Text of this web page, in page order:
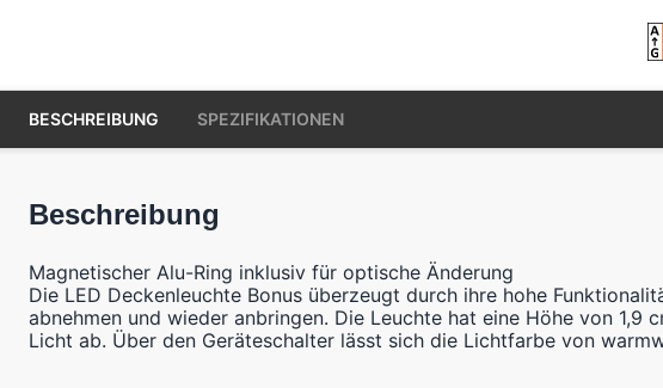
BESCHREIBUNG SPEZIFIKATIONEN
Beschreibung
Magnetischer Alu-Ring inklusiv für optische Änderung
Die LED Deckenleuchte Bonus überzeugt durch ihre hohe
abnehmen und wieder anbringen. Die Leuchte hat eine Höhe von
Licht ab. Über den Geräteschalter lässt sich die Lichtfarbe von